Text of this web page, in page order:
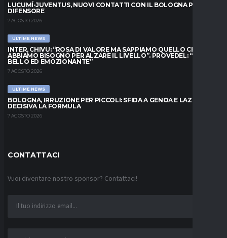
LUCUMÍ-JUVENTUS, NUOVI CONTATTI CON IL BOLOGNA PER IL
DIFENSORE
7 AGOSTO 2026
ULTIME NEWS
INTER, CHIVU: “ROSA DI VALORE MA SAPPIAMO QUELLO CHE
ABBIAMO BISOGNO PER ALZARE IL LIVELLO”. PROVEDEL: “MESE
BELLO ED EMOZIONANTE”
7 AGOSTO 2026
ULTIME NEWS
BOLOGNA, IRRUZIONE PER PICCOLI: SFIDA A GENOA E LAZIO,
DECISIVA LA FORMULA
7 AGOSTO 2026
CONTATTACI
Vuoi diventare nostro sponsor? Contattaci!